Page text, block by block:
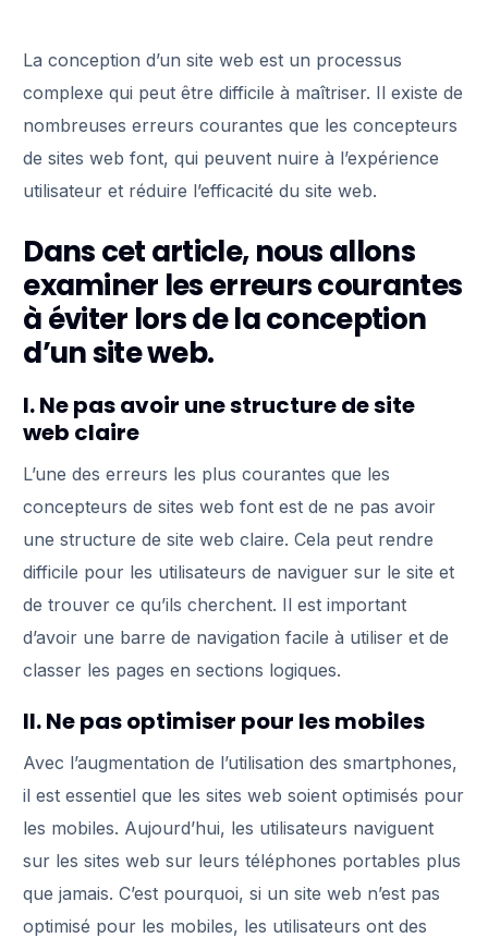
La conception d’un site web est un processus
complexe qui peut être difficile à maîtriser. Il existe de
nombreuses erreurs courantes que les concepteurs
de sites web font, qui peuvent nuire à l’expérience
utilisateur et réduire l’efficacité du site web.
Dans cet article, nous allons
examiner les erreurs courantes
à éviter lors de la conception
d’un site web.
I. Ne pas avoir une structure de site
web claire
L’une des erreurs les plus courantes que les
concepteurs de sites web font est de ne pas avoir
une structure de site web claire. Cela peut rendre
difficile pour les utilisateurs de naviguer sur le site et
de trouver ce qu’ils cherchent. Il est important
d’avoir une barre de navigation facile à utiliser et de
classer les pages en sections logiques.
II. Ne pas optimiser pour les mobiles
Avec l’augmentation de l’utilisation des smartphones,
il est essentiel que les sites web soient optimisés pour
les mobiles. Aujourd’hui, les utilisateurs naviguent
sur les sites web sur leurs téléphones portables plus
que jamais. C’est pourquoi, si un site web n’est pas
optimisé pour les mobiles, les utilisateurs ont des